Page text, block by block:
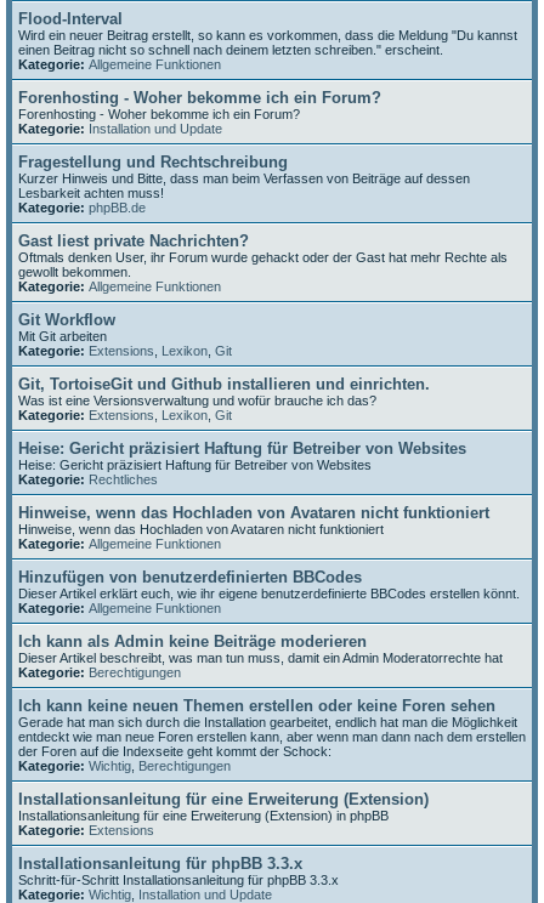
Flood-Interval
Wird ein neuer Beitrag erstellt, so kann es vorkommen, dass die Meldung "Du kannst
einen Beitrag nicht so schnell nach deinem letzten schreiben." erscheint.
Kategorie: Allgemeine Funktionen
Forenhosting - Woher bekomme ich ein Forum?
Forenhosting - Woher bekomme ich ein Forum?
Kategorie: Installation und Update
Fragestellung und Rechtschreibung
Kurzer Hinweis und Bitte, dass man beim Verfassen von Beiträge auf dessen
Lesbarkeit achten muss!
Kategorie: phpBB.de
Gast liest private Nachrichten?
Oftmals denken User, ihr Forum wurde gehackt oder der Gast hat mehr Rechte als
gewollt bekommen.
Kategorie: Allgemeine Funktionen
Git Workflow
Mit Git arbeiten
Kategorie: Extensions Lexikon Git
Git, TortoiseGit und Github installieren und einrichten.
Was ist eine Versionsverwaltung und wofür brauche ich das?
Kategorie: Extensions Lexikon Git
Heise: Gericht präzisiert Haftung für Betreiber von Websites
Heise: Gericht präzisiert Haftung für Betreiber von Websites
Kategorie: Rechtliches
Hinweise, wenn das Hochladen von Avataren nicht funktioniert
Hinweise, wenn das Hochladen von Avataren nicht funktioniert
Kategorie: Allgemeine Funktionen
Hinzufügen von benutzerdefinierten BBCodes
Dieser Artikel erklärt euch, wie ihr eigene benutzerdefinierte BBCodes erstellen könnt.
Kategorie: Allgemeine Funktionen
Ich kann als Admin keine Beiträge moderieren
Dieser Artikel beschreibt, was man tun muss, damit ein Admin Moderatorrechte hat
Kategorie: Berechtigungen
Ich kann keine neuen Themen erstellen oder keine Foren sehen
Gerade hat man sich durch die Installation gearbeitet, endlich hat man die Möglichkeit
entdeckt wie man neue Foren erstellen kann, aber wenn man dann nach dem erstellen
der Foren auf die Indexseite geht kommt der Schock:
Kategorie: Wichtig Berechtigungen
Installationsanleitung für eine Erweiterung (Extension)
Installationsanleitung für eine Erweiterung (Extension) in phpBB
Kategorie: Extensions
Installationsanleitung für phpBB 3.3.x
Schritt-für-Schritt Installationsanleitung für phpBB 3.3.x
Kategorie: Wichtig Installation und Update